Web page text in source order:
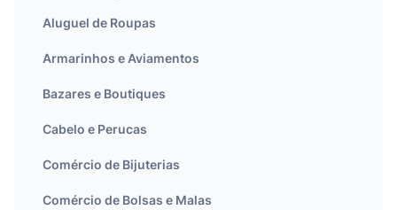
Aluguel de Roupas
Armarinhos e Aviamentos
Bazares e Boutiques
Cabelo e Perucas
Comércio de Bijuterias
Comércio de Bolsas e Malas